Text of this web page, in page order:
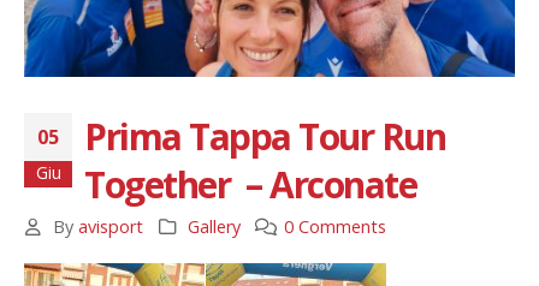
05
Giu
Prima Tappa Tour Run
Together – Arconate
By avisport Gallery 0 Comments